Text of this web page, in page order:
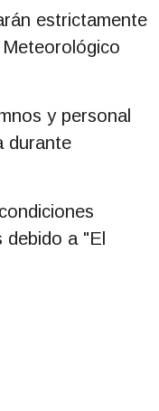
estrictamente
y personal
durante
debido a "El